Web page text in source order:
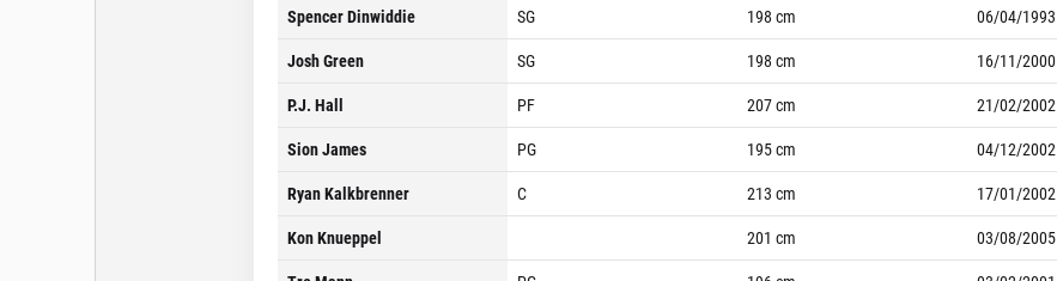
Spencer Dinwiddie
SG 198 cm 06/04/1993
Josh Green
SG 198 cm 16/11/2000
P.J. Hall
PF 207cm 21/02/2002
Sion James
PG 195cm 04/12/2002
Ryan Kalkbrenner
C 213 cm 17/01/2002
Kon Knueppel
201 cm 03/08/2005